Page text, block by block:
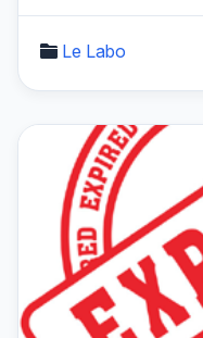
Le Labo